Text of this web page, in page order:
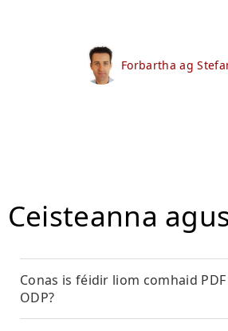
Forbartha ag
Ceisteanna
Conas is féidir liom comhaid
ODP?